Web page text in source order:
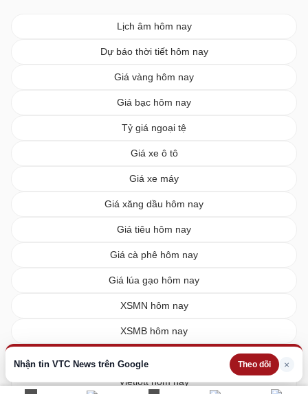
Nhận tin VTC News trên Google Theo dõi ×
Lịch âm hôm nay
Dự báo thời tiết hôm nay
Giá vàng hôm nay
Giá bạc hôm nay
Tỷ giá ngoại tệ
Giá xe ô tô
Giá xe máy
Giá xăng dầu hôm nay
Giá tiêu hôm nay
Giá cà phê hôm nay
Giá lúa gạo hôm nay
XSMN hôm nay
XSMB hôm nay
Vietlott hôm nay